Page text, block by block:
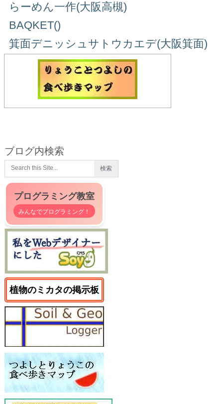
らーめん一作(大阪高槻)
BAQKET()
箕面デニッシュサトウカエデ(大阪箕面)
ブログ内検索
プログラミング教室
みんなでプログラミング！
植物のミカタの掲示板